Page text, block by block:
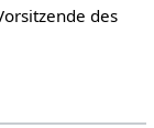
des